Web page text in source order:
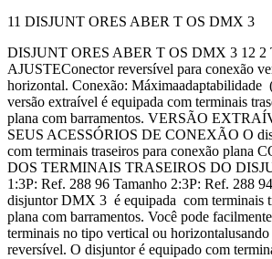
11 DISJUNT ORES ABER T OS DMX 3
DISJUNT ORES ABER T OS DMX 3 12 2
AJUSTEConector reversível para conexão
horizontal. Conexão: Máximaadaptabilidade
versão extraível é equipada com terminais
plana com barramentos. VERSÃO
SEUS ACESSÓRIOS DE CONEXÃO O
com terminais traseiros para conexão plana
DOS TERMINAIS TRASEIROS DO
1:3P: Ref. 288 96 Tamanho 2:3P: Ref. 288
disjuntor DMX 3 é equipada com terminais
plana com barramentos. Você pode
terminais no tipo vertical ou
reversível. O disjuntor é equipado com